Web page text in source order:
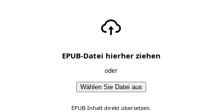
EPUB-Datei hierher ziehen
oder
Wählen Sie Datei aus
EPUB-Inhalt direkt übersetzen.